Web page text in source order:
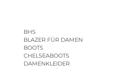
BHS
BLAZER FÜR DAMEN
BOOTS
CHELSEABOOTS
DAMENKLEIDER